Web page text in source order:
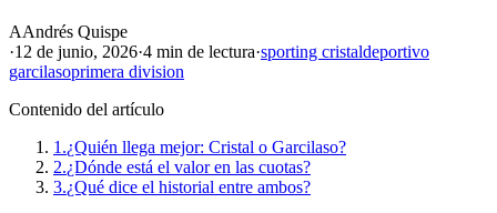
AAndrés Quispe
·12 de junio, 2026·4 min de lectura·sporting cristaldeportivo
garcilasoprimera division
Contenido del artículo
1.¿Quién llega mejor: Cristal o Garcilaso?
2.¿Dónde está el valor en las cuotas?
3.¿Qué dice el historial entre ambos?